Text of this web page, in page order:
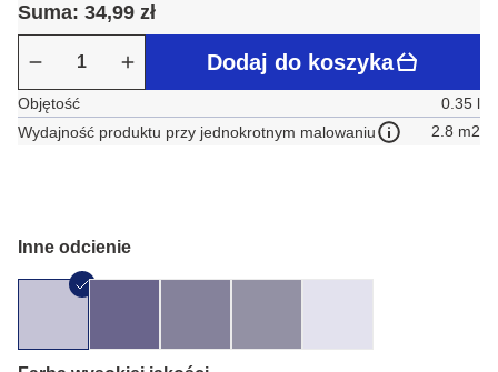
Suma: 34,99 zł
Dodaj do koszyka
Objętość
0.35 l
Wydajność produktu przy jednokrotnym malowaniu
2.8 m2
Inne odcienie